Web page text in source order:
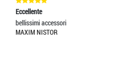
Eccellente
bellissimi accessori
MAXIM NISTOR